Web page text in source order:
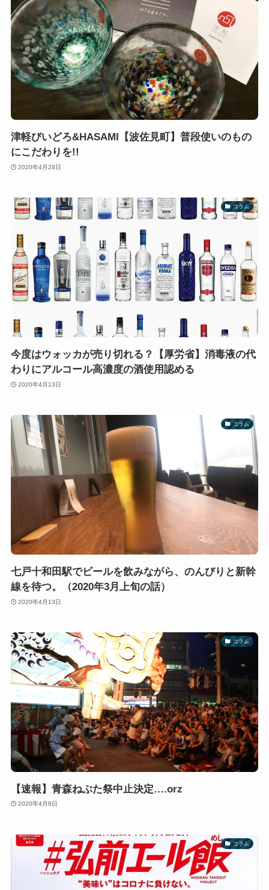
津軽びいどろ&HASAMI【波佐見町】普段使いのもの
にこだわりを!!
2020年4月28日
コラム
今度はウォッカが売り切れる？【厚労省】消毒液の代
わりにアルコール高濃度の酒使用認める
2020年4月13日
コラム
七戸十和田駅でビールを飲みながら、のんびりと新幹
線を待つ。（2020年3月上旬の話）
2020年4月13日
コラム
【速報】青森ねぶた祭中止決定….orz
2020年4月8日
コラム